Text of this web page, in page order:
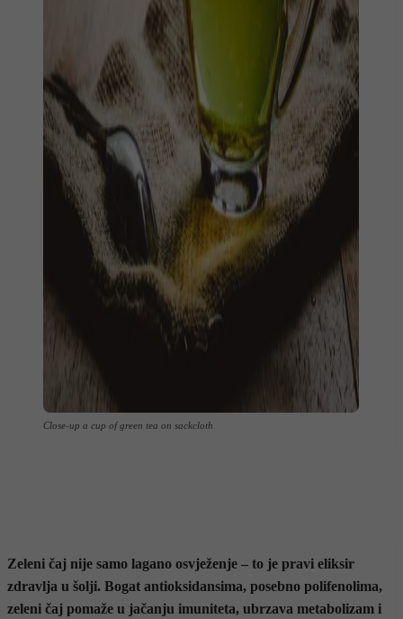
Close-up a cup of green tea on sackcloth
Zeleni čaj nije samo lagano osvježenje – to je pravi eliksir
zdravlja u šolji. Bogat antioksidansima, posebno polifenolima,
zeleni čaj pomaže u jačanju imuniteta, ubrzava metabolizam i